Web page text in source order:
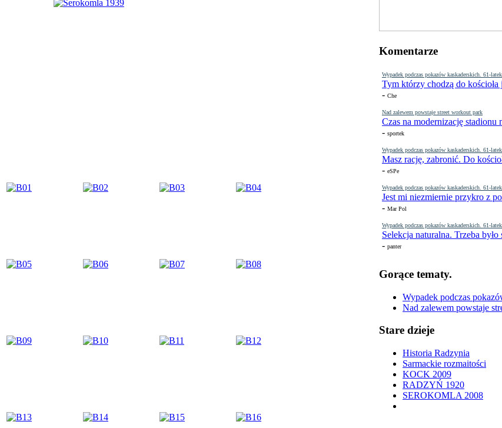
Komentarze
Wypadek podczas pokazów kaskaderskich. 61-
Tym którzy chodzą do kościoła
- Che
Nad zalewem powstaje street workout park
Czas na modernizację
- sportek
Wypadek podczas pokazów kaskaderskich. 61-
Masz rację, zabronić. Do
- eSPe
Wypadek podczas pokazów kaskaderskich. 61-
Jest mi niezmiernie przykro z
- Mar Pol
Wypadek podczas pokazów kaskaderskich. 61-
Selekcja naturalna. Trzeba było
- panter
Gorące tematy.
Wypadek podczas
Nad zalewem powstaje
Stare dzieje
Historia Radzynia
Sarmackie rozmaitości
KOCK 2009
RADZYŃ 1920
SEROKOMLA 2008